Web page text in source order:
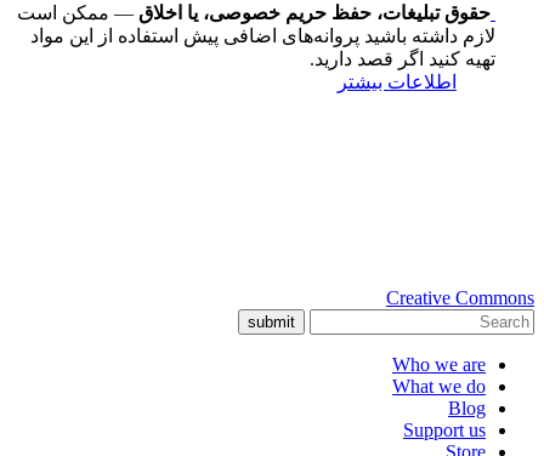
حقوق تبلیغات، حفظ حریم خصوصی، یا اخلاق — ممکن است
لازم داشته باشید پروانه‌های اضافی پیش استفاده از این مواد
تهیه کنید اگر قصد دارید.
اطلاعات بیشتر
Creative Commons
submit
Who we are
What we do
Blog
Support us
Store